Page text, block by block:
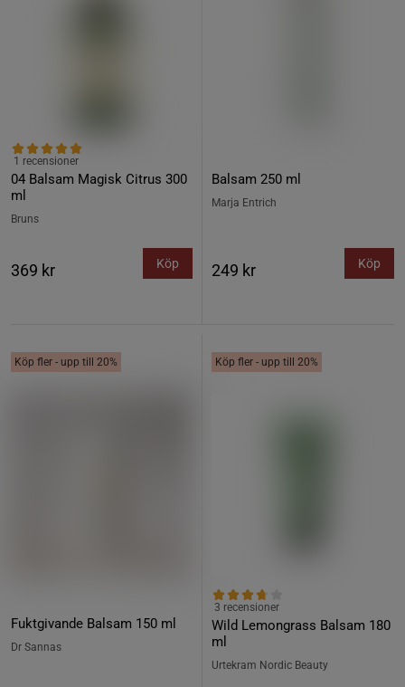
04 Balsam Magisk Citrus 300
ml
1 recensioner
Bruns
369 kr Köp
Balsam 250 ml
Marja Entrich
249 kr Köp
Köp fler - upp till 20%
Fuktgivande Balsam 150 ml
Dr Sannas
Köp fler - upp till 20%
Wild Lemongrass Balsam 180
ml
3 recensioner
Urtekram Nordic Beauty